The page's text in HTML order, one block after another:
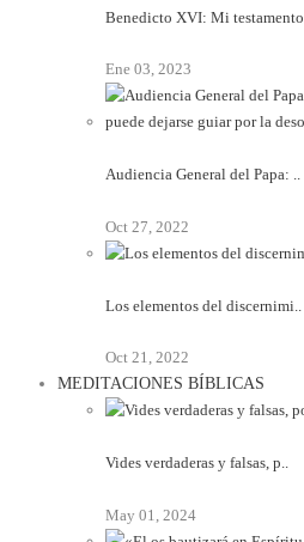
Benedicto XVI: Mi testamento..
Ene 03, 2023
Audiencia General del Papa: ..
Oct 27, 2022
Los elementos del discernimi..
Oct 21, 2022
MEDITACIONES BÍBLICAS
Vides verdaderas y falsas, p..
May 01, 2024